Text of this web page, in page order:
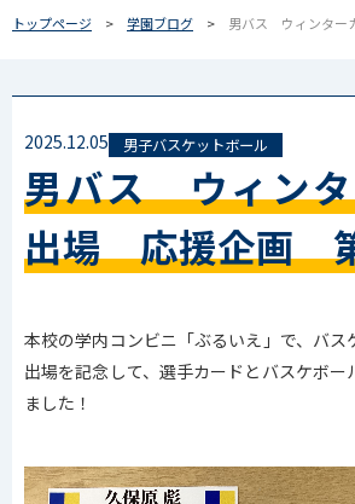
トップページ 学園ブログ 男バス ウィンター
2025.12.05 男子バスケットボール
男バス ウィン
出場 応援企画
本校の学内コンビニ「ぶるいえ」で、バス
出場を記念して、選手カードとバスケボー
ました！